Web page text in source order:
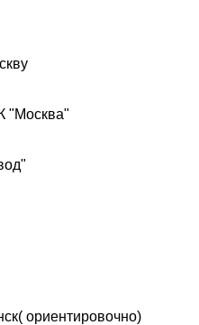
"Москва"
ориентировочно)